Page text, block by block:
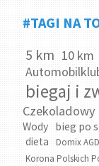
#TAGI NA
5 km 10 km
biegaj i
Czekoladowy
Wody bieg po
dieta Domix
Korona Polskich